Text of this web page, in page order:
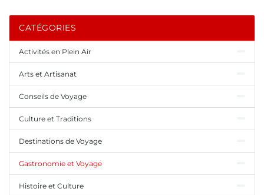
CATÉGORIES
Activités en Plein Air
Arts et Artisanat
Conseils de Voyage
Culture et Traditions
Destinations de Voyage
Gastronomie et Voyage
Histoire et Culture